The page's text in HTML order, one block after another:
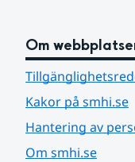
Om
Kakor på smhi.se
Hantering av
Om smhi.se